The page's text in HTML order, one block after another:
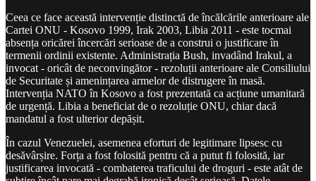
Ceea ce face această intervenție distinctă de încălcările anterioare ale
Cartei ONU - Kosovo 1999, Irak 2003, Libia 2011 - este tocmai
absența oricărei încercări serioase de a construi o justificare în
termenii ordinii existente. Administrația Bush, invadând Irakul, a
invocat - oricât de neconvingător - rezoluții anterioare ale Consiliului
de Securitate și amenințarea armelor de distrugere în masă.
Intervenția NATO în Kosovo a fost prezentată ca acțiune umanitară
de urgență. Libia a beneficiat de o rezoluție ONU, chiar dacă
mandatul a fost ulterior depășit.
În cazul Venezuelei, asemenea eforturi de legitimare lipsesc cu
desăvârșire. Forța a fost folosită pentru că a putut fi folosită, iar
justificarea invocată - combaterea traficului de droguri - este atât de